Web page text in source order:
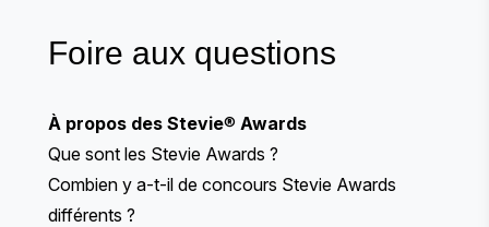
Foire aux questions
À propos des Stevie® Awards
Que sont les Stevie Awards ?
Combien y a-t-il de concours Stevie Awards
différents ?